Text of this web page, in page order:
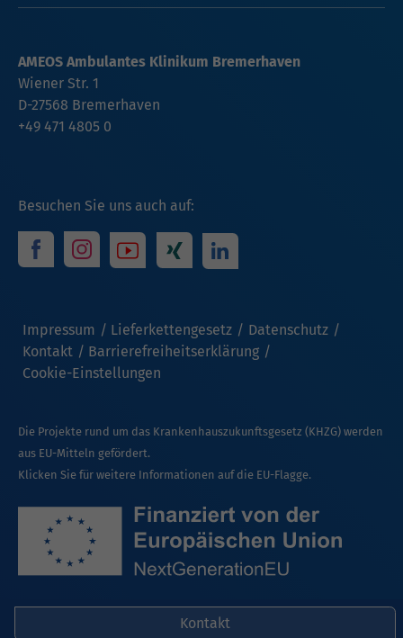
Kontakt
Besuchen Sie uns auch auf:
Impressum Lieferkettengesetz
Datenschutz
Kontakt
Barrierefreiheitserklärung
Cookie-Einstellungen
AMEOS Ambulantes Klinikum Bremerhaven
Wiener Str. 1
D-27568 Bremerhaven
+49 471 4805 0
Die Projekte rund um das Krankenhauszukunftsgesetz (KHZG) werden
aus EU-Mitteln gefördert.
Klicken Sie für weitere Informationen auf die EU-Flagge.